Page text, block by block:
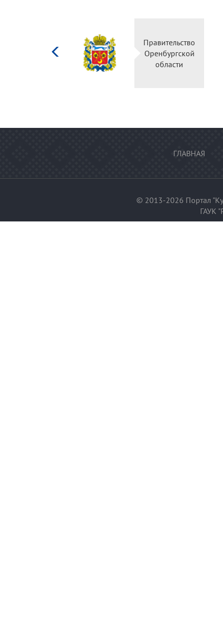
Министерство
культуры
Российской
федерации
ГЛАВНАЯ
© 2013-2026 Портал
ГАУК